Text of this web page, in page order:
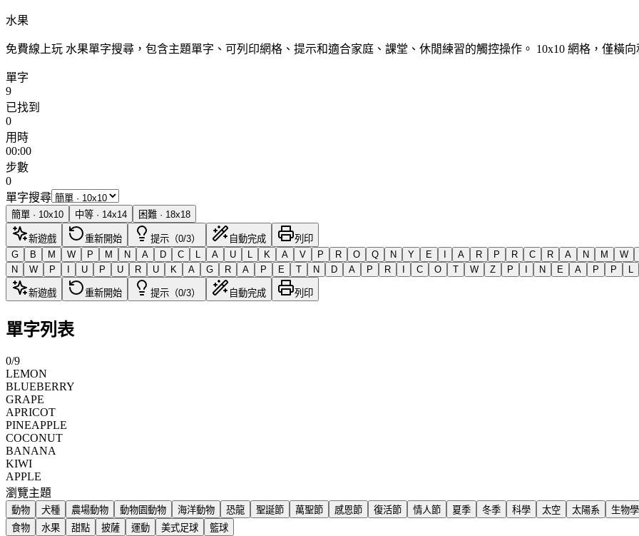
水果
免費線上玩 水果單字搜尋，包含主題單字、可列印網格、提示和適合家庭、課堂、休閒練習的觸控操作。 10x10 網格，僅橫向
單字
9
已找到
0
用時
00:00
步數
0
單字搜尋
簡單 · 10x10 中等 · 14x14 困難 · 18x18
新遊戲 重新開始 提示（0/3） 自動完成
列印
G
B M W P M N A D C L A U L K A V P R O Q N Y E I A R P R C R A N M W
N
W P I U P U R U K A G R A P E T N D A P R I C O T W Z P I N E A P P L
新遊戲 重新開始 提示（0/3） 自動完成 列印
單字列表
0/9
LEMON
BLUEBERRY
GRAPE
APRICOT
PINEAPPLE
COCONUT
BANANA
KIWI
APPLE
瀏覽主題
動物 犬種 農場動物 動物園動物 海洋動物 恐龍 聖誕節 萬聖節 感恩節 復活節 情人節 夏季 冬季 科學 太空 太陽系 生物學
食物
水果 甜點 披薩 運動 美式足球 籃球